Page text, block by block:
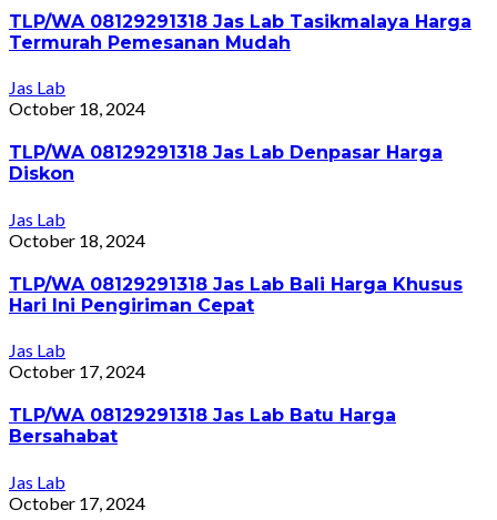
TLP/WA 08129291318 Jas Lab Tasikmalaya Harga
Termurah Pemesanan Mudah
Jas Lab
October 18, 2024
TLP/WA 08129291318 Jas Lab Denpasar Harga
Diskon
Jas Lab
October 18, 2024
TLP/WA 08129291318 Jas Lab Bali Harga Khusus
Hari Ini Pengiriman Cepat
Jas Lab
October 17, 2024
TLP/WA 08129291318 Jas Lab Batu Harga
Bersahabat
Jas Lab
October 17, 2024